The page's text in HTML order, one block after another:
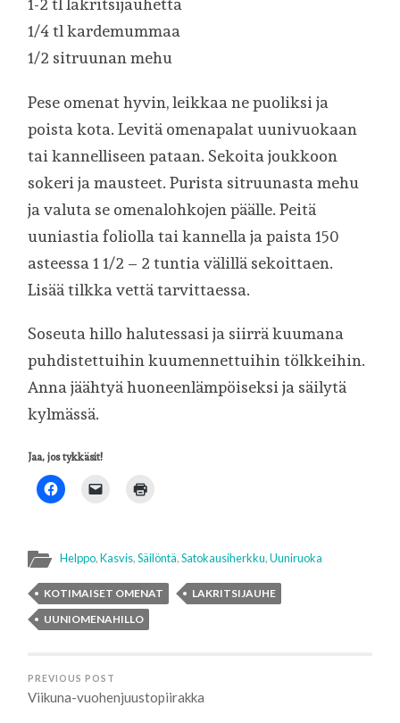
1-2 tl lakritsijauhetta
1/4 tl kardemummaa
1/2 sitruunan mehu
Pese omenat hyvin, leikkaa ne puoliksi ja
poista kota. Levitä omenapalat uunivuokaan
tai kannelliseen pataan. Sekoita joukkoon
sokeri ja mausteet. Purista sitruunasta mehu
ja valuta se omenalohkojen päälle. Peitä
uuniastia foliolla tai kannella ja paista 150
asteessa 1 1/2 – 2 tuntia välillä sekoittaen.
Lisää tilkka vettä tarvittaessa.
Soseuta hillo halutessasi ja siirrä kuumana
puhdistettuihin kuumennettuihin tölkkeihin.
Anna jäähtyä huoneenlämpöiseksi ja säilytä
kylmässä.
Jaa, jos tykkäsit!
Helppo,Kasvis,Säilöntä,Satokausiherkku,Uuniruoka
KOTIMAISET OMENAT
LAKRITSIJAUHE
UUNIOMENAHILLO
PREVIOUS POST
Viikuna-vuohenjuustopiirakka